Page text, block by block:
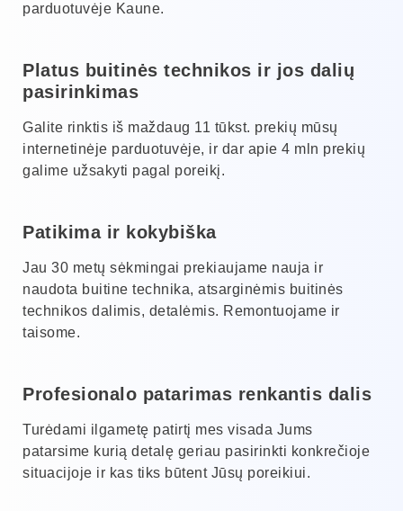
parduotuvėje Kaune.
Platus buitinės technikos ir jos dalių
pasirinkimas
Galite rinktis iš maždaug 11 tūkst. prekių mūsų
internetinėje parduotuvėje, ir dar apie 4 mln prekių
galime užsakyti pagal poreikį.
Patikima ir kokybiška
Jau 30 metų sėkmingai prekiaujame nauja ir
naudota buitine technika, atsarginėmis buitinės
technikos dalimis, detalėmis. Remontuojame ir
taisome.
Profesionalo patarimas renkantis dalis
Turėdami ilgametę patirtį mes visada Jums
patarsime kurią detalę geriau pasirinkti konkrečioje
situacijoje ir kas tiks būtent Jūsų poreikiui.